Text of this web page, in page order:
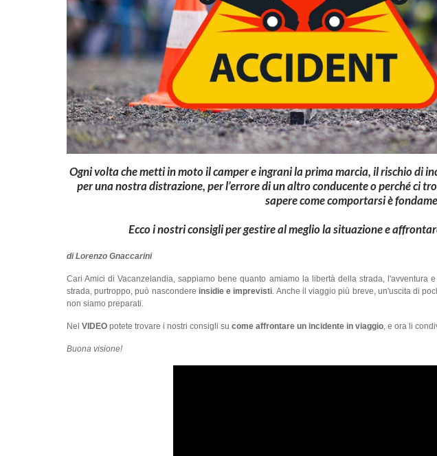
Ogni volta che metti in moto il camper e ingrani la prima marcia, il rischio di
per una nostra distrazione, per l’errore di un altro conducente o perché ci
sapere come comportarsi è
Ecco i nostri consigli per gestire al meglio la situazione e
di Lorenzo Gnaccarini
Cari Amici di Vacanzelandia, sappiamo bene quanto amiamo la libertà della strada,
strada, purtroppo, può nascondere insidie e imprevisti. Anche il viaggio più breve, un'uscita di
non siamo preparati.
Nel VIDEO potete trovare i nostri consigli su come affrontare un incidente in viaggio, e ora li
Buona visione!